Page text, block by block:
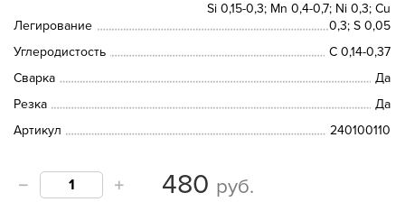
Легирование
Si 0,15-0,3; Мn 0,4-0,7; Ni 0,3; Сu
0,3; S 0,05
Углеродистость
С 0,14-0,37
Сварка
Да
Резка
Да
Артикул
240100110
480 руб.